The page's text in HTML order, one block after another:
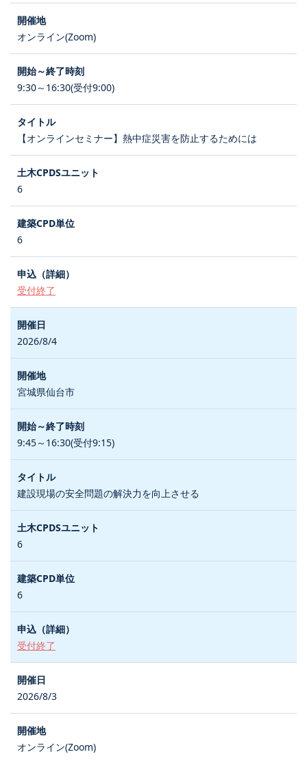
オンライン(Zoom)
9:30～16:30(受付9:00)
【オンラインセミナー】熱中症災害を防止するためには
6
6
受付終了
2026/8/4
宮城県仙台市
9:45～16:30(受付9:15)
建設現場の安全問題の解決力を向上させる
6
6
受付終了
2026/8/3
オンライン(Zoom)